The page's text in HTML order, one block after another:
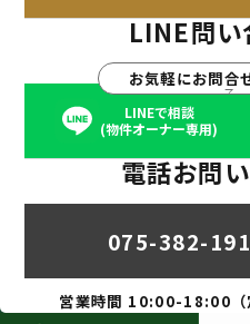
LINE問い
お気軽にお問合
LINEで相談
(物件オーナー専用)
電話お問
075-382-
営業時間 10:00-18:00（